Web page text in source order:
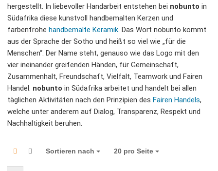
hergestellt. In liebevoller Handarbeit entstehen bei nobunto in
Südafrika diese kunstvoll handbemalten Kerzen und
farbenfrohe handbemalte Keramik. Das Wort nobunto kommt
aus der Sprache der Sotho und heißt so viel wie „für die
Menschen“. Der Name steht, genauso wie das Logo mit den
vier ineinander greifenden Händen, für Gemeinschaft,
Zusammenhalt, Freundschaft, Vielfalt, Teamwork und Fairen
Handel. nobunto in Südafrika arbeitet und handelt bei allen
täglichen Aktivitäten nach den Prinzipien des Fairen Handels,
welche unter anderem auf Dialog, Transparenz, Respekt und
Nachhaltigkeit beruhen.
Sortieren nach
Sortieren nach 20 pro Seite
pro Seite